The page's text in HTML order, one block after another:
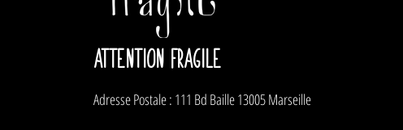
ATTENTION FRAGILE
Adresse Postale : 111 Bd Baille 13005 Marseille